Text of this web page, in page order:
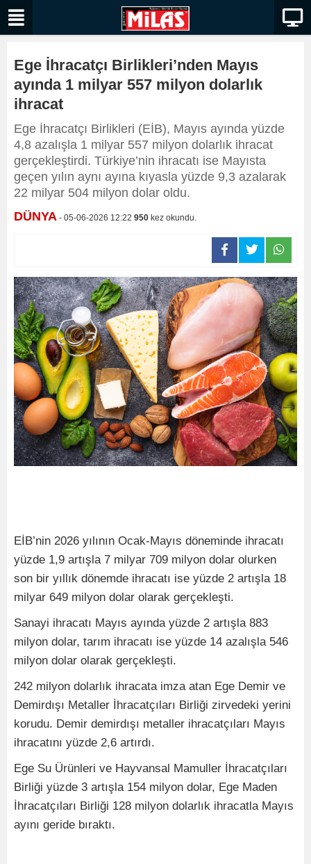
Ege İhracatçı Birlikleri’nden Mayıs
ayında 1 milyar 557 milyon dolarlık
ihracat
Ege İhracatçı Birlikleri (EİB), Mayıs ayında yüzde
4,8 azalışla 1 milyar 557 milyon dolarlık ihracat
gerçekleştirdi. Türkiye’nin ihracatı ise Mayısta
geçen yılın aynı ayına kıyasla yüzde 9,3 azalarak
22 milyar 504 milyon dolar oldu.
DÜNYA - 05-06-2026 12:22 950 kez okundu.
EİB’nin 2026 yılının Ocak-Mayıs döneminde ihracatı
yüzde 1,9 artışla 7 milyar 709 milyon dolar olurken
son bir yıllık dönemde ihracatı ise yüzde 2 artışla 18
milyar 649 milyon dolar olarak gerçekleşti.
Sanayi ihracatı Mayıs ayında yüzde 2 artışla 883
milyon dolar, tarım ihracatı ise yüzde 14 azalışla 546
milyon dolar olarak gerçekleşti.
242 milyon dolarlık ihracata imza atan Ege Demir ve
Demirdışı Metaller İhracatçıları Birliği zirvedeki yerini
korudu. Demir demirdışı metaller ihracatçıları Mayıs
ihracatını yüzde 2,6 artırdı.
Ege Su Ürünleri ve Hayvansal Mamuller İhracatçıları
Birliği yüzde 3 artışla 154 milyon dolar, Ege Maden
İhracatçıları Birliği 128 milyon dolarlık ihracatla Mayıs
ayını geride bıraktı.